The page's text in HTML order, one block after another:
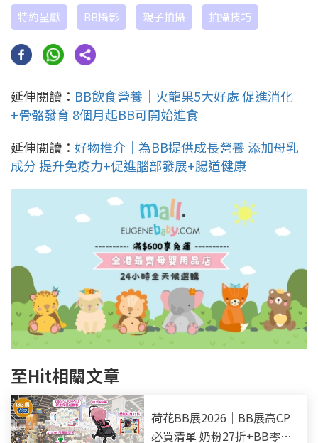
特約呈獻 BB攝影 親子拍攝 拍攝技巧
延伸閱讀： BB飲食營養｜火龍果5大好處 促進消化
+骨骼發育 8個月起BB可開始進食
延伸閱讀： 好物推介｜為BB提供成長營養 添加母乳
成分 提升免疫力+促進腦部發展+腸道健康
至Hit相關文章
荷花BB展2026｜BB展高CP
必買清單 奶粉27折+BB零食